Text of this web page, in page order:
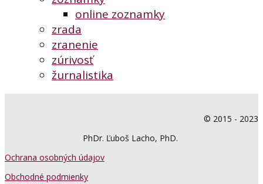
online zoznamky
zrada
zranenie
zúrivosť
žurnalistika
© 2015 - 2023
PhDr. Ľuboš Lacho, PhD.
Ochrana osobných údajov
Obchodné podmienky